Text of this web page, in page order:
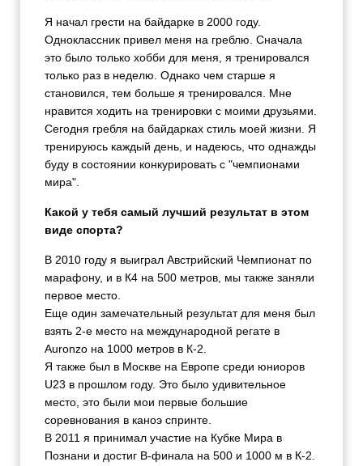
Я начал грести на байдарке в 2000 году.
Одноклассник привел меня на греблю. Сначала
это было только хобби для меня, я тренировался
только раз в неделю. Однако чем старше я
становился, тем больше я тренировался. Мне
нравится ходить на тренировки с моими друзьями.
Сегодня гребля на байдарках стиль моей жизни. Я
тренируюсь каждый день, и надеюсь, что однажды
буду в состоянии конкурировать с "чемпионами
мира".
Какой у тебя самый лучший результат в этом
виде спорта?
В 2010 году я выиграл Австрийский Чемпионат по
марафону, и в К4 на 500 метров, мы также заняли
первое место.
Еще один замечательный результат для меня был
взять 2-е место на международной регате в
Auronzo на 1000 метров в К-2.
Я также был в Москве на Европе среди юниоров
U23 в прошлом году. Это было удивительное
место, это были мои первые большие
соревнования в каноэ спринте.
В 2011 я принимал участие на Кубке Мира в
Познани и достиг B-финала на 500 и 1000 м в К-2.